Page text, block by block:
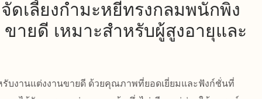
ดเลี้ยงกำมะหยี่ทรงกลมพนักพิง
ายดี เหมาะสำหรับผู้สูงอายุและ
บงานแต่งงานขายดี ด้วยคุณภาพที่ยอดเยี่ยมและฟังก์ชั่นที่